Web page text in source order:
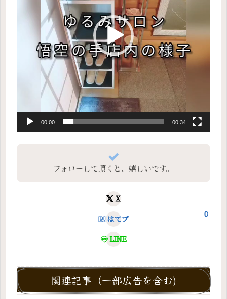
00:00 00:34
フォローして頂くと、嬉しいです。
X
はてブ
0
LINE
関連記事（一部広告を含む)